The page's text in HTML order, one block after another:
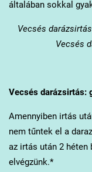
általában sokkal
Vecsés
Vecsés
Vecsésdarázsirtás:
Amennyiben irtás
nem tűntek el a
az irtás után 2
elvégzünk.*